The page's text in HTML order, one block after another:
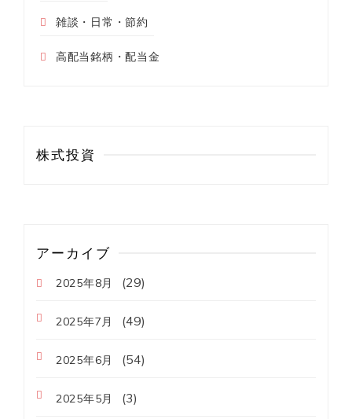
雑談・日常・節約
高配当銘柄・配当金
株式投資
アーカイブ
2025年8月 (29)
2025年7月 (49)
2025年6月 (54)
2025年5月 (3)